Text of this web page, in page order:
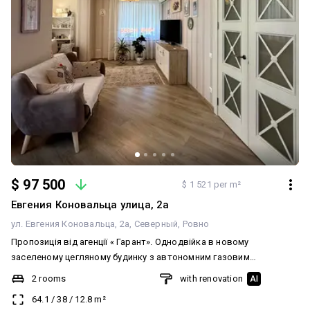
$ 97 500 $ 1 521 per m²
Евгения Коновальца улица, 2а
ул. Евгения Коновальца, 2а Северный Ровно
Пропозиція від агенції « Гарант». Однодвійка в новому
заселеному цегляному будинку з автономним газовим
опаленням в районі Північний по вулиці Коновальця 2 а ( до
центру 5 хв на авто). Будинок 2016 року введений в
експлуатацію. Знаходиться на 6 поверсі 9 поверхового будинку.
2 rooms
64.1 /38/ 12.8 m²
with renovation AI